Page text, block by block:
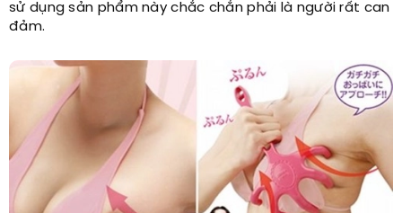
sử dụng sản phẩm này chắc chắn phải là người rất can
đảm.